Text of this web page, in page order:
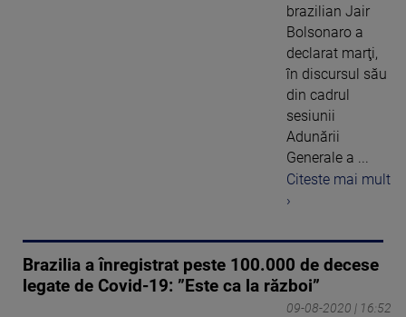
brazilian Jair
Bolsonaro a
declarat marţi,
în discursul său
din cadrul
sesiunii
Adunării
Generale a ...
Citeste mai mult
›
Brazilia a înregistrat peste 100.000 de decese
legate de Covid-19: ”Este ca la război”
09-08-2020 | 16:52